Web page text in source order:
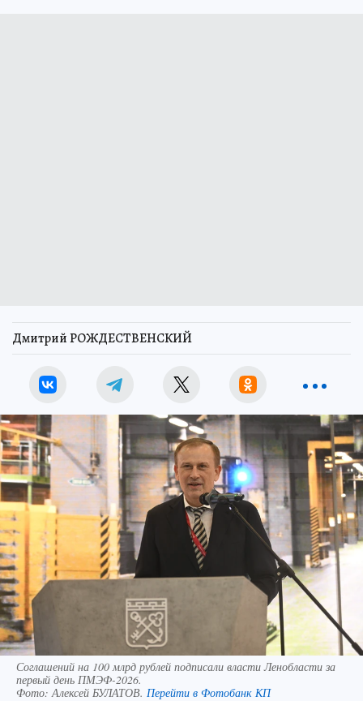
Дмитрий РОЖДЕСТВЕНСКИЙ
Соглашений на 100 млрд рублей подписали власти Ленобласти за
первый день ПМЭФ-2026.
Фото: Алексей БУЛАТОВ. Перейти в Фотобанк КП